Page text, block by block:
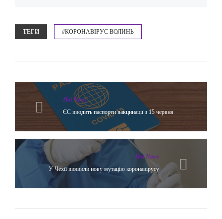
ТЕГИ #КОРОНАВІРУС ВОЛИНЬ
Hot News
ЄС вводить паспорти вакцинації з 15 червня
Hot News
У Чехії виявили нову мутацію коронавірусу